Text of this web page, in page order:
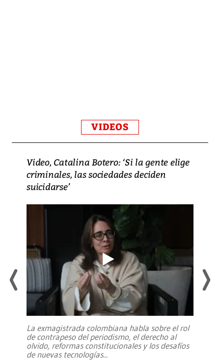
VIDEOS
Video, Catalina Botero: ‘Si la gente elige
criminales, las sociedades deciden
suicidarse’
La exmagistrada colombiana habla sobre el rol
de contrapeso del periodismo, el derecho al
olvido, reformas constitucionales y los desafíos
de nuevas tecnologías...